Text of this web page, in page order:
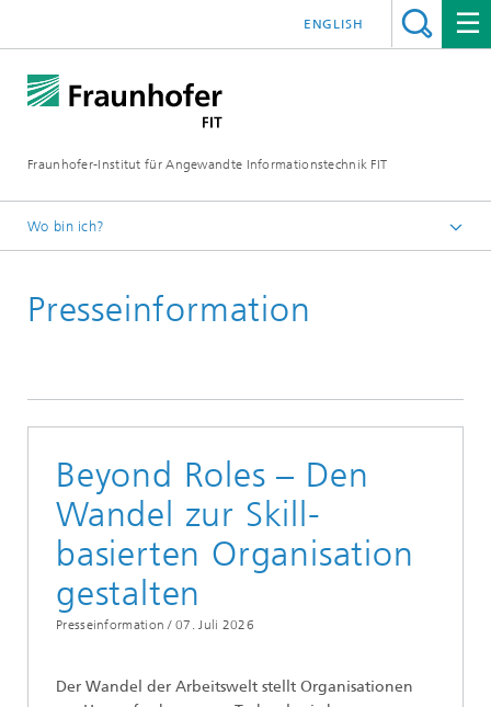
Fraunhofer-Institut für Angewandte Informationstechnik FIT
ENGLISH
Wo bin ich?
Presseinformation
Beyond Roles – Den
Wandel zur Skill-
basierten Organisation
gestalten
Presseinformation / 07. Juli 2026
Der Wandel der Arbeitswelt stellt Organisationen